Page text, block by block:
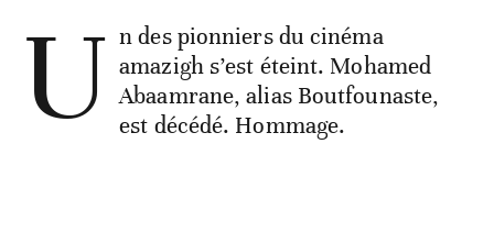
U n des pionniers du cinéma
amazigh s’est éteint. Mohamed
Abaamrane, alias Boutfounaste,
est décédé. Hommage.